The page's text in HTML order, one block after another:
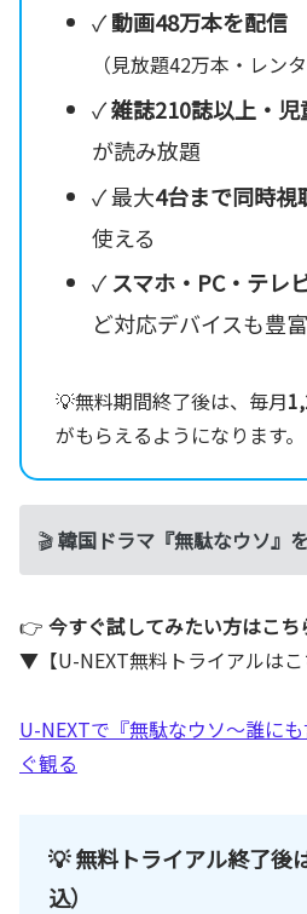
✓動画48万本を配信
（見放題42万本・レン
✓雑誌210誌以上・
が読み放題
✓ 最大4台まで同時視
使える
✓スマホ・PC・テレ
ど対応デバイスも豊富
💡無料期間終了後は、毎月
がもらえるようになります。
🎬韓国ドラマ『無駄なウソ』
👉 今すぐ試してみたい方はこち
▼【U-NEXT無料トライアルは
U-NEXTで『無駄なウソ～誰に
ぐ観る
💡 無料トライアル終了後
込）